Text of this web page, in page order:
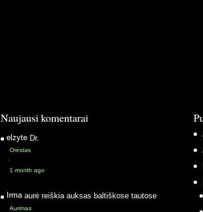
Naujausi komentarai
elzyte Dr.
Orestas
·
1 month ago
Irma aurė reiškia auksas baltiškose tautose
Aurimas